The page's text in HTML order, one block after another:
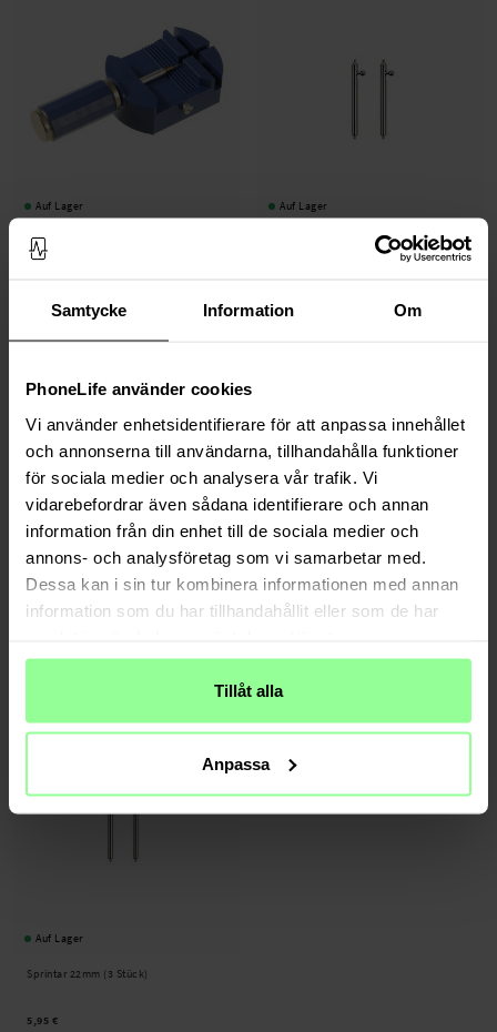
Samtycke Information Om
PhoneLife använder cookies
Vi använder enhetsidentifierare för att anpassa innehållet
och annonserna till användarna, tillhandahålla funktioner
för sociala medier och analysera vår trafik. Vi
vidarebefordrar även sådana identifierare och annan
information från din enhet till de sociala medier och
annons- och analysföretag som vi samarbetar med.
Dessa kan i sin tur kombinera informationen med annan
information som du har tillhandahållit eller som de har
Tillåt alla
Anpassa
Auf Lager
Stiftausdrücker Blau
Auf Lager
Sprintar 23mm (3 Stück)
Sprintar 18mm (3 Stück) Sprintar 20mm (3 Stück)
Auf Lager
Sprintar 22mm (3 Stück)
5,95 €